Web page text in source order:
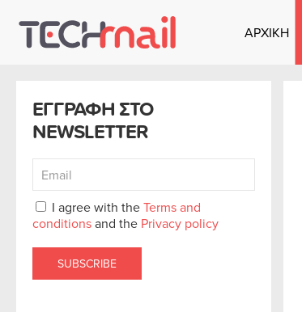
Skip to main content
ΑΡΧΙΚΗ
ΕΓΓΡΑΦΗ ΣΤΟ
NEWSLETTER
I agree with theTerms and
conditionsand the Privacy policy
SUBSCRIBE